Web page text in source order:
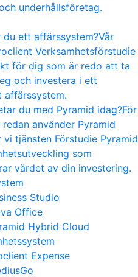
underhållsföretag.
du ett affärssystem?Vår
Verksamhetsförstudie
för dig som är redo att ta
och investera i ett
affärssystem.
du med Pyramid idag?För
använder Pyramid
vi tjänsten Förstudie Pyramid
som
värdet av din investering.
Studio
Office
Hybrid Cloud
Expense